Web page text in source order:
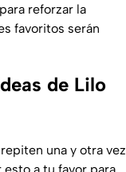
reforzar la
favoritos serán
de Lilo
una y otra vez